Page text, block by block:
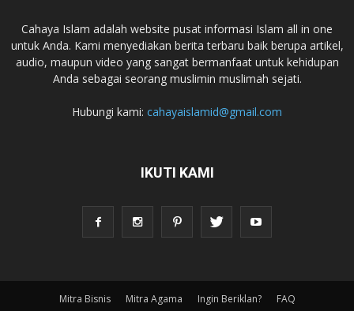
Cahaya Islam adalah website pusat informasi Islam all in one
untuk Anda. Kami menyediakan berita terbaru baik berupa artikel,
audio, maupun video yang sangat bermanfaat untuk kehidupan
Anda sebagai seorang muslimin muslimah sejati.
Hubungi kami: cahayaislamid@gmail.com
IKUTI KAMI
Mitra Bisnis Mitra Agama Ingin Beriklan? FAQ